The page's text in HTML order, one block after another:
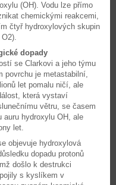
(OH). Vodu lze přímo
chemickými reakcemi,
čtyř hydroxylových skupin
dopady
se Clarkovi a jeho týmu
povrchu je metastabilní,
let pomalu ničí, ale
která vystaví
větru, se časem
hydroxylu OH, ale
let.
objevuje hydroxylová
dopadu protonů
došlo k destrukci
s kyslíkem v